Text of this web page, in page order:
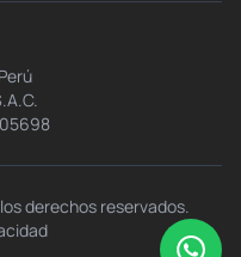
derechos reservados.